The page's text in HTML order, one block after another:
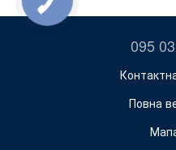
095
Повна